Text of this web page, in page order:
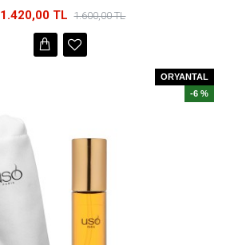
1.420,00 TL 1.600,00 TL
ORYANTAL
-6 %